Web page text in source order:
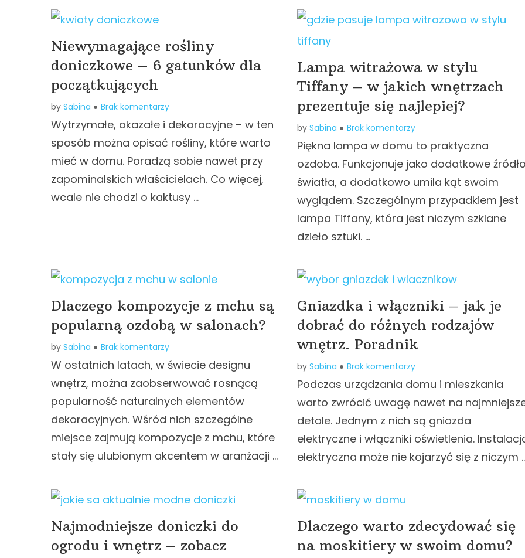
Niewymagające rośliny
doniczkowe – 6 gatunków dla
początkujących
by Sabina Brak komentarzy
Wytrzymałe, okazałe i dekoracyjne – w ten
sposób można opisać rośliny, które warto
mieć w domu. Poradzą sobie nawet przy
zapominalskich właścicielach. Co więcej,
wcale nie chodzi o kaktusy …
Lampa witrażowa w stylu
Tiffany – w jakich wnętrzach
prezentuje się najlepiej?
by Sabina Brak komentarzy
Piękna lampa w domu to praktyczna
ozdoba. Funkcjonuje jako dodatkowe źródło
światła, a dodatkowo umila kąt swoim
wyglądem. Szczególnym przypadkiem jest
lampa Tiffany, która jest niczym szklane
dzieło sztuki. …
Dlaczego kompozycje z mchu są
popularną ozdobą w salonach?
by Sabina Brak komentarzy
W ostatnich latach, w świecie designu
wnętrz, można zaobserwować rosnącą
popularność naturalnych elementów
dekoracyjnych. Wśród nich szczególne
miejsce zajmują kompozycje z mchu, które
stały się ulubionym akcentem w aranżacji …
Gniazdka i włączniki – jak je
dobrać do różnych rodzajów
wnętrz. Poradnik
by Sabina Brak komentarzy
Podczas urządzania domu i mieszkania
warto zwrócić uwagę nawet na
detale. Jednym z nich są gniazda
elektryczne i włączniki oświetlenia.
elektryczna może nie kojarzyć się z niczym
Najmodniejsze doniczki do
ogrodu i wnętrz – zobacz
Dlaczego warto zdecydować się
na moskitiery w swoim domu?